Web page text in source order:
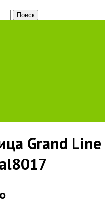
Поиск
Grand Line